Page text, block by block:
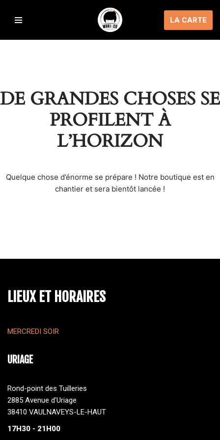
au
LA CARTE
DE GRANDES CHOSES SE
PROFILENT À
L’HORIZON
Quelque chose d’énorme se prépare ! Notre boutique est en
chantier et sera bientôt lancée !
LIEUX ET HORAIRES
MERCREDI SOIR
URIAGE
Rond-point des Tuilleries
2885 Avenue d'Uriage
38410 VAULNAVEYS-LE-HAUT
17H30 - 21H00